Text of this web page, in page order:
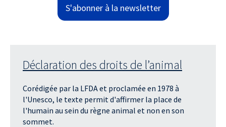
S'abonner à la newsletter
Déclaration des droits de l’animal
Corédigée par la LFDA et proclamée en 1978 à
l'Unesco, le texte permit d'affirmer la place de
l'humain au sein du règne animal et non en son
sommet.